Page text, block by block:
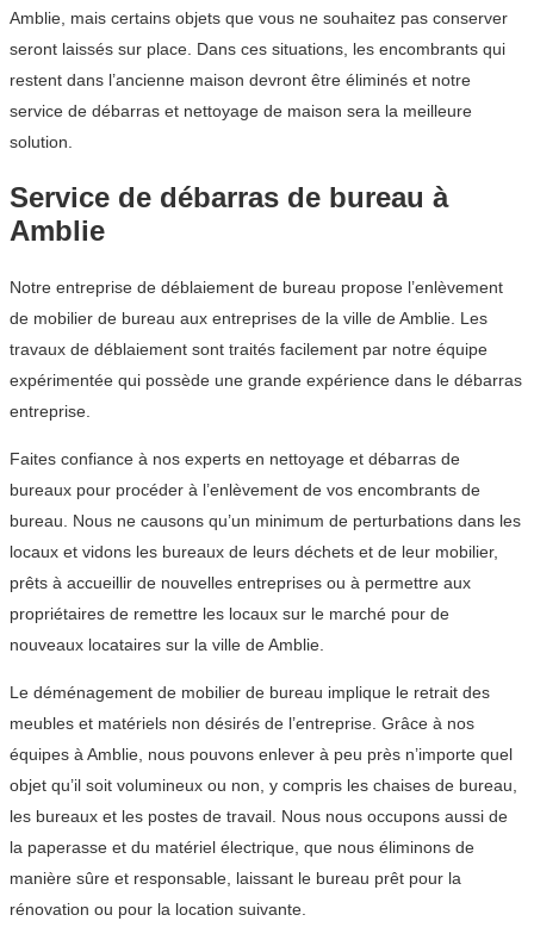
Amblie, mais certains objets que vous ne souhaitez pas conserver
seront laissés sur place. Dans ces situations, les encombrants qui
restent dans l’ancienne maison devront être éliminés et notre
service de débarras et nettoyage de maison sera la meilleure
solution.
Service de débarras de bureau à
Amblie
Notre entreprise de déblaiement de bureau propose l’enlèvement
de mobilier de bureau aux entreprises de la ville de Amblie. Les
travaux de déblaiement sont traités facilement par notre équipe
expérimentée qui possède une grande expérience dans le débarras
entreprise.
Faites confiance à nos experts en nettoyage et débarras de
bureaux pour procéder à l’enlèvement de vos encombrants de
bureau. Nous ne causons qu’un minimum de perturbations dans les
locaux et vidons les bureaux de leurs déchets et de leur mobilier,
prêts à accueillir de nouvelles entreprises ou à permettre aux
propriétaires de remettre les locaux sur le marché pour de
nouveaux locataires sur la ville de Amblie.
Le déménagement de mobilier de bureau implique le retrait des
meubles et matériels non désirés de l’entreprise. Grâce à nos
équipes à Amblie, nous pouvons enlever à peu près n’importe quel
objet qu’il soit volumineux ou non, y compris les chaises de bureau,
les bureaux et les postes de travail. Nous nous occupons aussi de
la paperasse et du matériel électrique, que nous éliminons de
manière sûre et responsable, laissant le bureau prêt pour la
rénovation ou pour la location suivante.